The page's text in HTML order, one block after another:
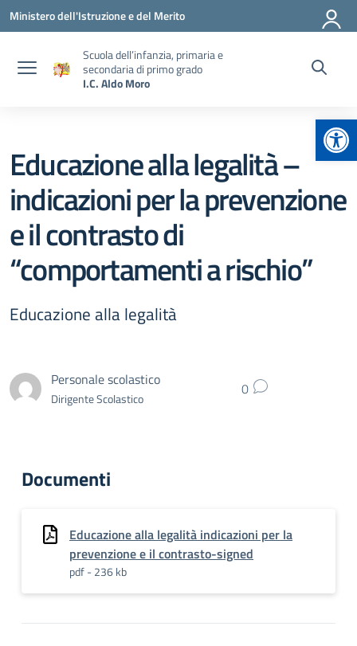
Vai ai contenuti
Vai al menu di navigazione
Vai al footer
Ministero dell'Istruzione e del Merito
Scuola dell’infanzia, primaria e
secondaria di primo grado
I.C. Aldo Moro
Educazione alla legalità –
indicazioni per la prevenzione
e il contrasto di
“comportamenti a rischio”
Educazione alla legalità
Personale scolastico
Dirigente Scolastico 0
Documenti
Educazione alla legalità indicazioni per la
prevenzione e il contrasto-signed
pdf - 236 kb